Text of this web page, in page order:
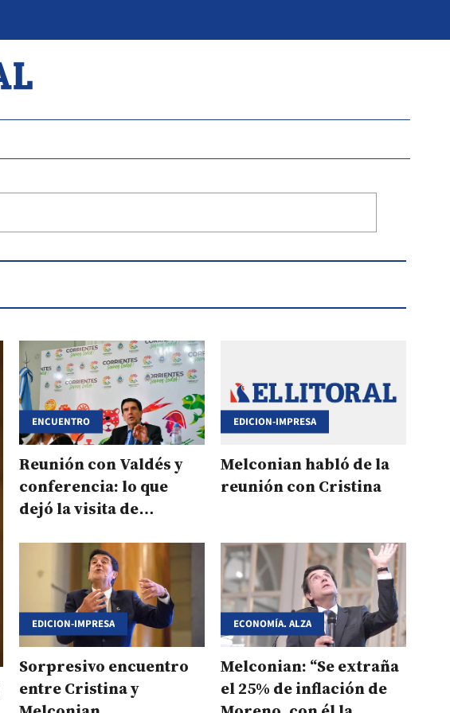
ENCUENTRO
Reunión con Valdés y
conferencia: lo que
dejó la visita de
EDICION-IMPRESA
Melconian habló de la
reunión con Cristina
EDICION-IMPRESA
Sorpresivo encuentro
entre Cristina y
ECONOMÍA. ALZA
Melconian: “Se extraña
el 25% de inflación de